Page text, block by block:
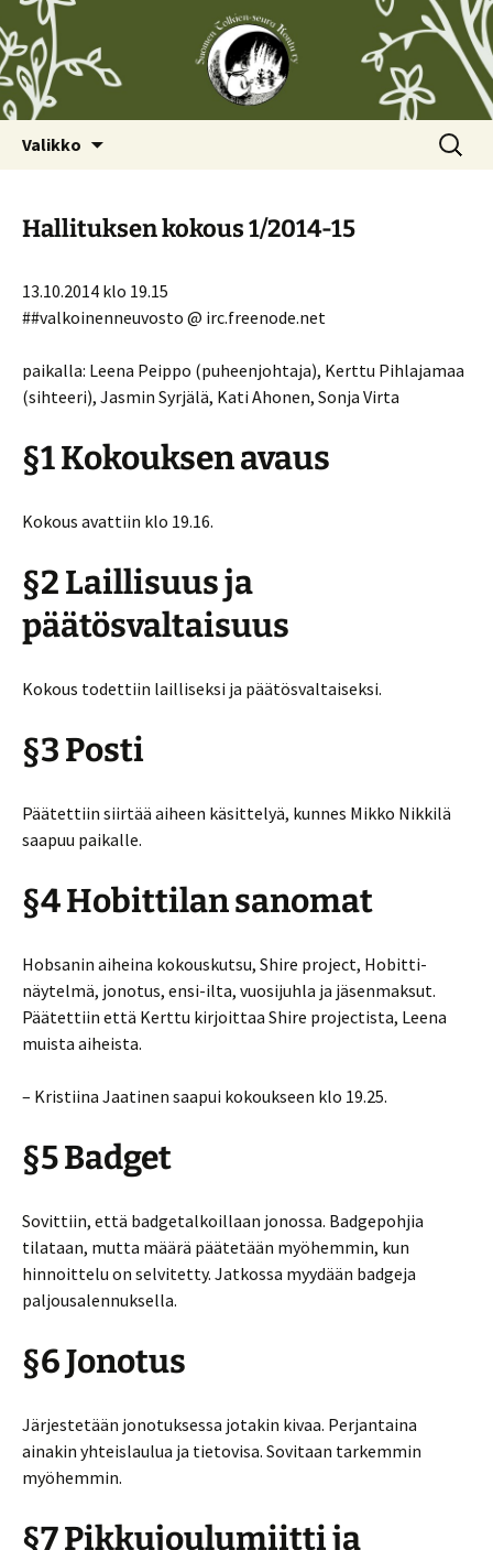
Valikko Haku:
Hallituksen kokous 1/2014-15
13.10.2014 klo 19.15
##valkoinenneuvosto @ irc.freenode.net
paikalla: Leena Peippo (puheenjohtaja), Kerttu Pihlajamaa
(sihteeri), Jasmin Syrjälä, Kati Ahonen, Sonja Virta
§1 Kokouksen avaus
Kokous avattiin klo 19.16.
§2 Laillisuus ja
päätösvaltaisuus
Kokous todettiin lailliseksi ja päätösvaltaiseksi.
§3 Posti
Päätettiin siirtää aiheen käsittelyä, kunnes Mikko Nikkilä
saapuu paikalle.
§4 Hobittilan sanomat
Hobsanin aiheina kokouskutsu, Shire project, Hobitti-
näytelmä, jonotus, ensi-ilta, vuosijuhla ja jäsenmaksut.
Päätettiin että Kerttu kirjoittaa Shire projectista, Leena
muista aiheista.
– Kristiina Jaatinen saapui kokoukseen klo 19.25.
§5 Badget
Sovittiin, että badgetalkoillaan jonossa. Badgepohjia
tilataan, mutta määrä päätetään myöhemmin, kun
hinnoittelu on selvitetty. Jatkossa myydään badgeja
paljousalennuksella.
§6 Jonotus
Järjestetään jonotuksessa jotakin kivaa. Perjantaina
ainakin yhteislaulua ja tietovisa. Sovitaan tarkemmin
myöhemmin.
§7 Pikkujoulumiitti ja